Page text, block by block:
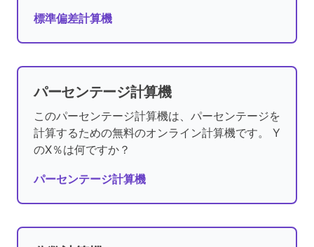
標準偏差計算機
パーセンテージ計算機
このパーセンテージ計算機は、パーセンテージを
計算するための無料のオンライン計算機です。 Y
のX％は何ですか？
パーセンテージ計算機